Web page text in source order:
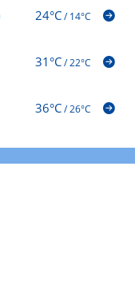
24°C/14°C
31°C/22°C
36°C/26°C